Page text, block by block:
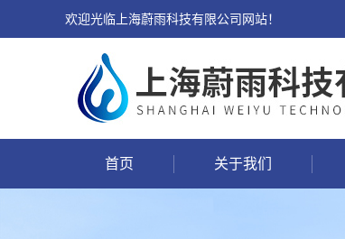
欢迎光临上海蔚雨科技有限公司网站！
首页 关于我们